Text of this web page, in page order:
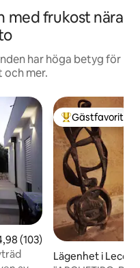
med frukost nära
har höga betyg för
och mer.
av 5 i genomsnittligt
(103)
Populär
Gästfavorit
Lägenhet i Lecce